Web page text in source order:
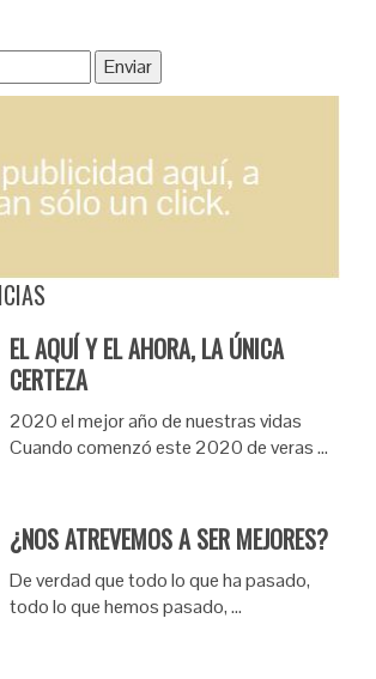
EL AQUÍ Y EL AHORA, LA ÚNICA
CERTEZA
2020 el mejor año de nuestras vidas
Cuando comenzó este 2020 de veras …
¿NOS ATREVEMOS A SER MEJORES?
De verdad que todo lo que ha pasado,
todo lo que hemos pasado, …